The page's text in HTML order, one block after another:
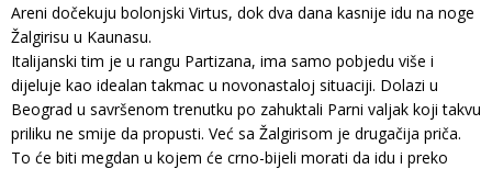
Areni dočekuju bolonjski Virtus, dok dva dana kasnije idu na noge
Žalgirisu u Kaunasu.
Italijanski tim je u rangu Partizana, ima samo pobjedu više i
dijeluje kao idealan takmac u novonastaloj situaciji. Dolazi u
Beograd u savršenom trenutku po zahuktali Parni valjak koji takvu
priliku ne smije da propusti. Već sa Žalgirisom je drugačija priča.
To će biti megdan u kojem će crno-bijeli morati da idu i preko